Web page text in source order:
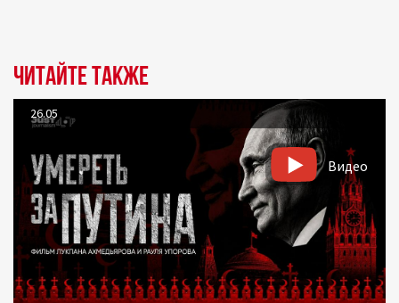
Читайте также
26.05
Видео